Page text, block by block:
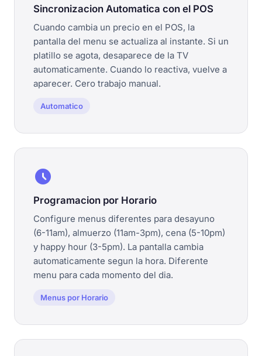
Sincronizacion Automatica con el POS
Cuando cambia un precio en el POS, la
pantalla del menu se actualiza al instante. Si un
platillo se agota, desaparece de la TV
automaticamente. Cuando lo reactiva, vuelve a
aparecer. Cero trabajo manual.
Automatico
schedule
Programacion por Horario
Configure menus diferentes para desayuno
(6-11am), almuerzo (11am-3pm), cena (5-10pm)
y happy hour (3-5pm). La pantalla cambia
automaticamente segun la hora. Diferente
menu para cada momento del dia.
Menus por Horario